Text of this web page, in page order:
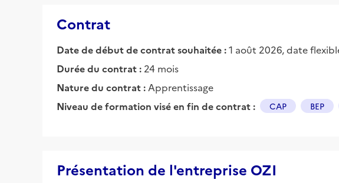
Contrat
Date de début de contrat souhaitée :1 août 2026, date
Durée du contrat : 24 mois
Nature du contrat : Apprentissage
Niveau de formation visé en fin de contrat :
CAP BEP
Présentation de l'entreprise OZI